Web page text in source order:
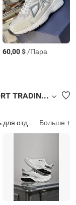
60,00$/Пара
GUANGZHOU ZUTA IMPORT AND EXPORT TRADING CO., LTD.
Обувь для походов, спортивная обувь, обувь для отдыха, модная обувь, тапочки, вулканизированная обувь, канвасовая обувь, детская обувь, обувь, повседневная обувь Больше +